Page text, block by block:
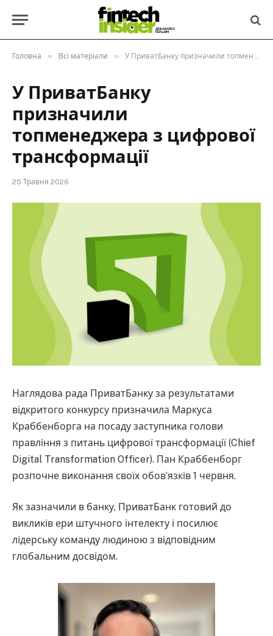
Головна » Всі матеріали » У ПриватБанку призначили топменеджера з цифрової трансформації
У ПриватБанку
призначили
топменеджера з цифрової
трансформації
25 Травня 2026
Наглядова рада ПриватБанку за результатами
відкритого конкурсу призначила Маркуса
Краббенборга на посаду заступника голови
правління з питань цифрової трансформації (Chief
Digital Transformation Officer). Пан Краббенборг
розпочне виконання своїх обов’язків 1 червня.
Як зазначили в банку, ПриватБанк готовий до
викликів ери штучного інтелекту і посилює
лідерську команду людиною з відповідним
глобальним досвідом.